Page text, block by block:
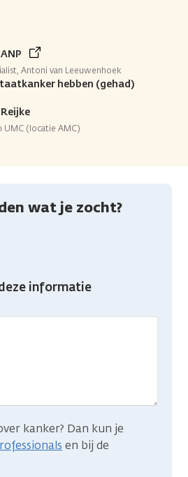
Antoni van Leeuwenhoek
hebben (gehad)
(locatie AMC)
wat je zocht?
informatie
kanker? Dan kun je
en bij de